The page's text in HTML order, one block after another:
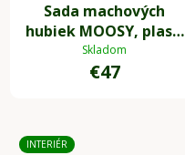
Sada machových
hubiek MOOSY, plast,
zelená
Skladom
€47
INTERIÉR